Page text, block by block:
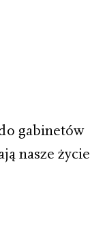
gabinetów
nasze życie